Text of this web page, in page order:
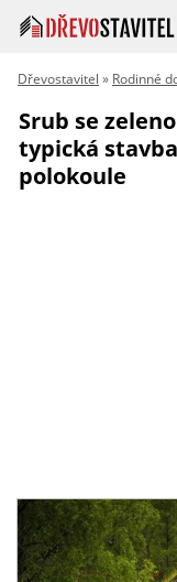
Dřevostavitel » Rodinné
Srub se
typická
polokoule